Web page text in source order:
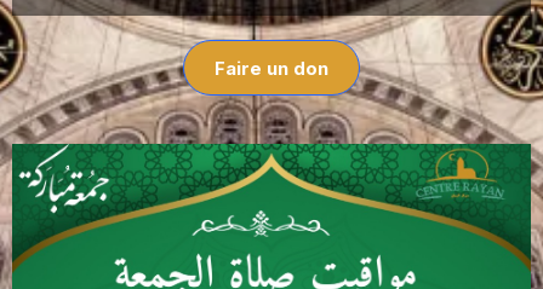
Faire un don